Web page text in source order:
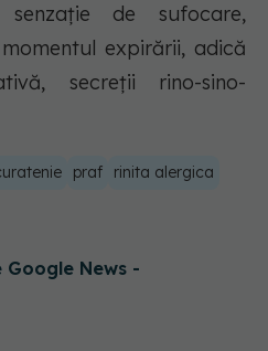
senzație de sufocare,
expirării, adică
secreții rino-sino-
praf
rinita alergica
News -